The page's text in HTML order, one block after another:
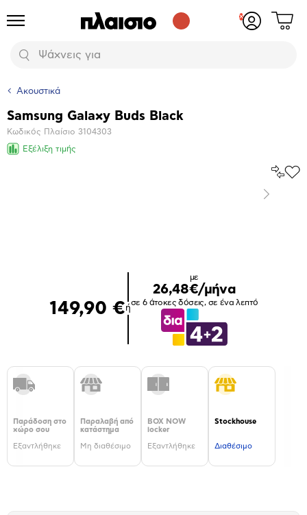
Προϊόντα
Αναζήτηση
Δες
Ακουστικά
Βασικά
χαρακτηριστικά
Samsung Galaxy Buds Black
Κωδικός Πλαίσιο 3104303
Εξέλιξη τιμής
Επόμενο
149,90 €ή
με
26,48€/μήνα
σε 6 άτοκες δόσεις, σε ένα λεπτό
Παράδοση στο
χώρο σου
Εξαντλήθηκε
Παραλαβή από
κατάστημα
Μη διαθέσιμο
BOX NOW
locker
Εξαντλήθηκε
Stockhouse
Διαθέσιμο